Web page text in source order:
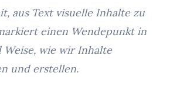
aus Text visuelle Inhalte zu
einen Wendepunkt in
wie wir Inhalte
und erstellen.